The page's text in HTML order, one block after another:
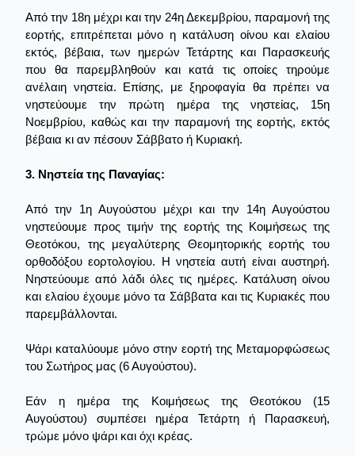
Από την 18η μέχρι και την 24η Δεκεμβρίου, παραμονή της
εορτής, επιτρέπεται μόνο η κατάλυση οίνου και ελαίου
εκτός, βέβαια, των ημερών Τετάρτης και Παρασκευής
που θα παρεμβληθούν και κατά τις οποίες τηρούμε
ανέλαιη νηστεία. Επίσης, με ξηροφαγία θα πρέπει να
νηστεύουμε την πρώτη ημέρα της νηστείας, 15η
Νοεμβρίου, καθώς και την παραμονή της εορτής, εκτός
βέβαια κι αν πέσουν Σάββατο ή Κυριακή.
3. Νηστεία της Παναγίας:
Από την 1η Αυγούστου μέχρι και την 14η Αυγούστου
νηστεύουμε προς τιμήν της εορτής της Κοιμήσεως της
Θεοτόκου, της μεγαλύτερης Θεομητορικής εορτής του
ορθοδόξου εορτολογίου. Η νηστεία αυτή είναι αυστηρή.
Νηστεύουμε από λάδι όλες τις ημέρες. Κατάλυση οίνου
και ελαίου έχουμε μόνο τα Σάββατα και τις Κυριακές που
παρεμβάλλονται.
Ψάρι καταλύουμε μόνο στην εορτή της Μεταμορφώσεως
του Σωτήρος μας (6 Αυγούστου).
Εάν η ημέρα της Κοιμήσεως της Θεοτόκου (15
Αυγούστου) συμπέσει ημέρα Τετάρτη ή Παρασκευή,
τρώμε μόνο ψάρι και όχι κρέας.